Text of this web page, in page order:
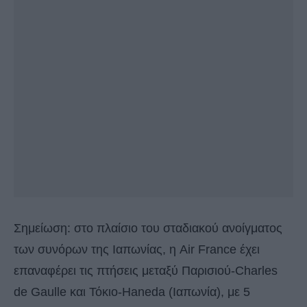
Σημείωση: στο πλαίσιο του σταδιακού ανοίγματος
των συνόρων της Ιαπωνίας, η Air France έχει
επαναφέρει τις πτήσεις μεταξύ Παρισιού-Charles
de Gaulle και Τόκιο-Haneda (Ιαπωνία), με 5